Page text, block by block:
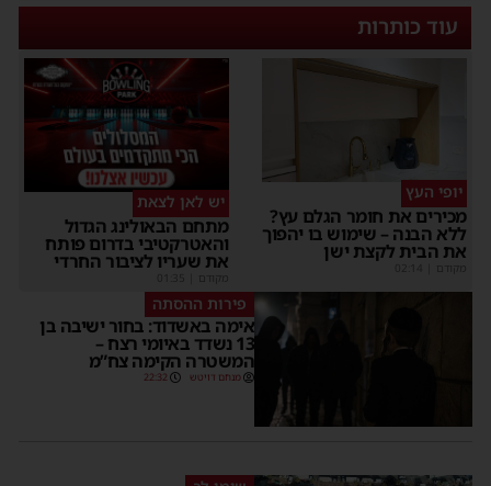
עוד כותרות
יופי העץ
מכירים את חומר הגלם עץ?
ללא הבנה – שימוש בו יהפוך
את הבית לקצת ישן
מקודם
יש לאן לצאת
מתחם הבאולינג הגדול
והאטרקטיבי בדרום פותח
את שעריו לציבור החרדי
מקודם
פירות ההסתה
אימה באשדוד: בחור ישיבה בן
13 נשדד באיומי רצח –
המשטרה הקימה צח”מ
מנחם דויטש 22:32